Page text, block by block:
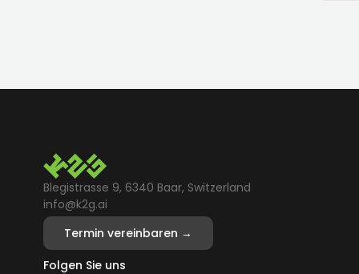
Blegistrasse 9, 6340 Baar, Switzerland
info@k2g.ai
Termin vereinbaren →
Folgen Sie uns